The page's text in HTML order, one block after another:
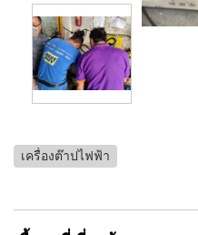
เครื่องต๊าปไฟฟ้า